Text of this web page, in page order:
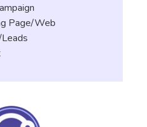
Page/Web